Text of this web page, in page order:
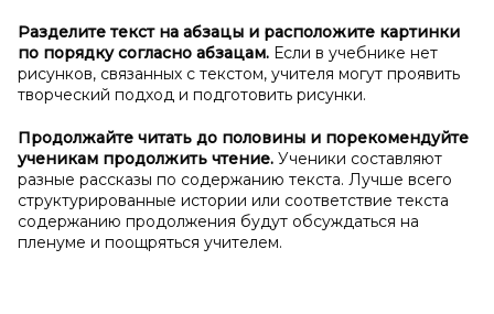
Разделите текст на абзацы и расположите картинки
по порядку согласно абзацам. Если в учебнике нет
рисунков, связанных с текстом, учителя могут проявить
творческий подход и подготовить рисунки.
Продолжайте читать до половины и порекомендуйте
ученикам продолжить чтение. Ученики составляют
разные рассказы по содержанию текста. Лучше всего
структурированные истории или соответствие текста
содержанию продолжения будут обсуждаться на
пленуме и поощряться учителем.